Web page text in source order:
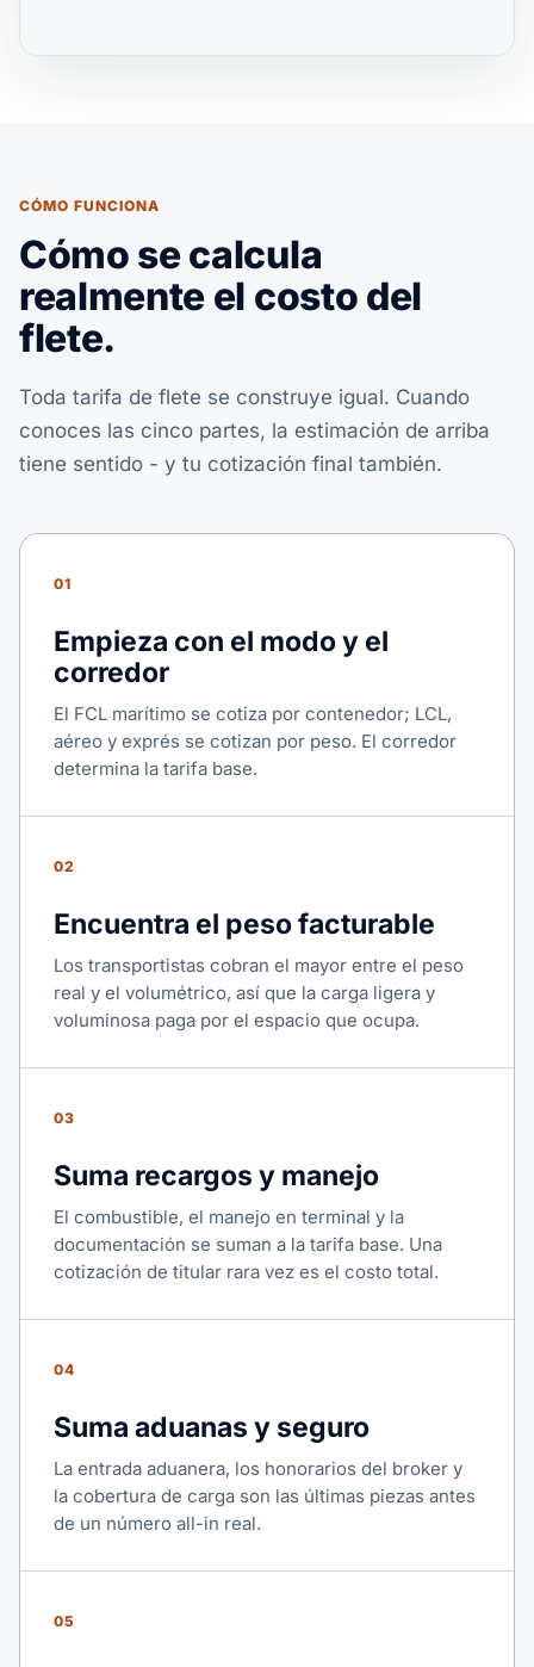
CÓMO FUNCIONA
Cómo se calcula
realmente el costo del
flete.
Toda tarifa de flete se construye igual. Cuando
conoces las cinco partes, la estimación de arriba
tiene sentido - y tu cotización final también.
01
Empieza con el modo y el
corredor
El FCL marítimo se cotiza por contenedor; LCL,
aéreo y exprés se cotizan por peso. El corredor
determina la tarifa base.
02
Encuentra el peso facturable
Los transportistas cobran el mayor entre el peso
real y el volumétrico, así que la carga ligera y
voluminosa paga por el espacio que ocupa.
03
Suma recargos y manejo
El combustible, el manejo en terminal y la
documentación se suman a la tarifa base. Una
cotización de titular rara vez es el costo total.
04
Suma aduanas y seguro
La entrada aduanera, los honorarios del broker y
la cobertura de carga son las últimas piezas antes
de un número all-in real.
05